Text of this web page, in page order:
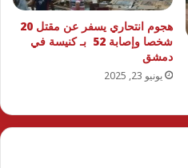
هجوم انتحاري يسفر عن مقتل 20
شخصا وإصابة 52 بـ كنيسة في
دمشق
يونيو 23, 2025